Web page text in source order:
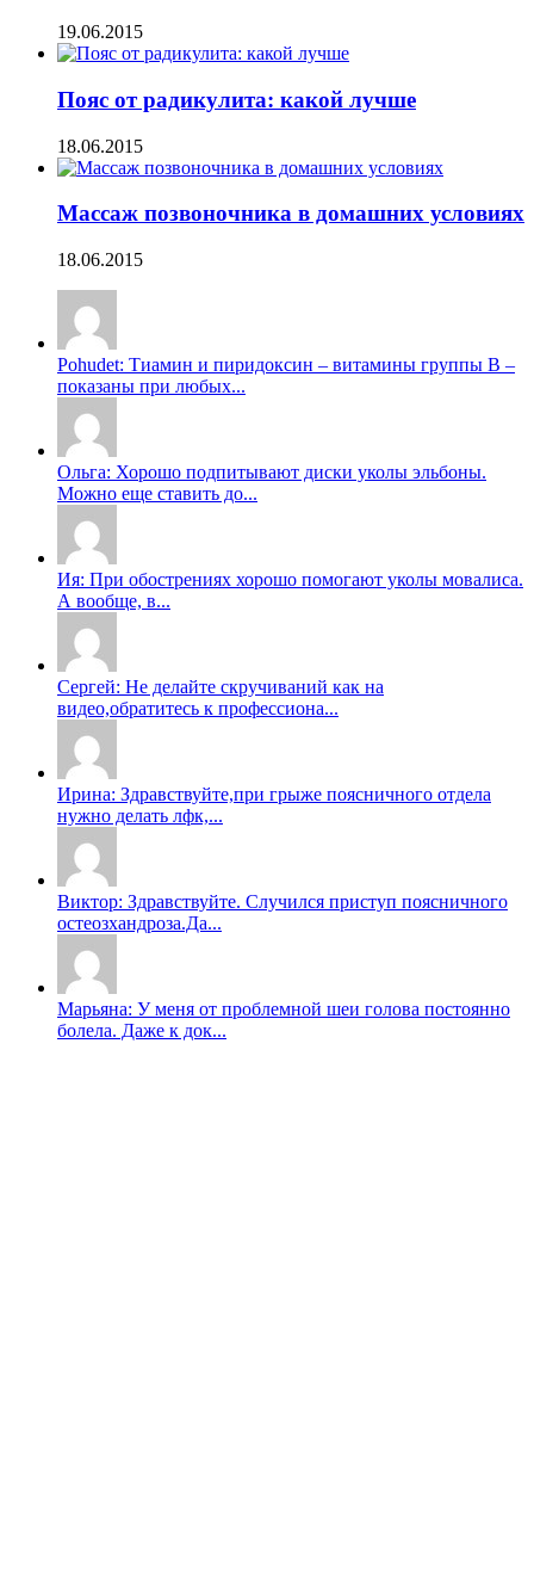
19.06.2015
Пояс от радикулита: какой лучше
18.06.2015
Массаж позвоночника в домашних условиях
18.06.2015
Pohudet: Тиамин и пиридоксин – витамины группы B –
показаны при любых...
Ольга: Хорошо подпитывают диски уколы эльбоны.
Можно еще ставить до...
Ия: При обострениях хорошо помогают уколы мовалиса.
А вообще, в...
Сергей: Не делайте скручиваний как на
видео,обратитесь к профессиона...
Ирина: Здравствуйте,при грыже поясничного отдела
нужно делать лфк,...
Виктор: Здравствуйте. Случился приступ поясничного
остеозхандроза.Да...
Марьяна: У меня от проблемной шеи голова постоянно
болела. Даже к док...